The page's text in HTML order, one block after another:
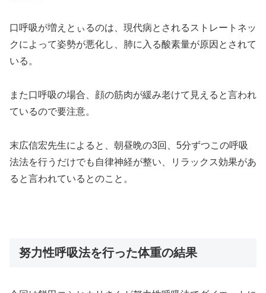
口呼吸が増えとぃるのは、現代病とされるストレートネッ
クによって姿勢が悪化し、肺に入る酸素量が原因とされて
いる。
また口呼吸の場合、顔の筋肉が緩み老けて見えると言われ
ているので要注意。
末広信宏先生によると、朝昼晩の3回、5分ずつこの呼吸
法法を行うだけでも自律神経が整い、リラックス効果があ
ると言われているとのこと。
努力性呼吸法を行った体重の結果